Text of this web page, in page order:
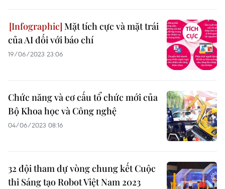
Mặt tích cực và mặt trái
của AI đối với báo chí
19/06/2023 23:06
Chức năng và cơ cấu tổ chức mới của
Bộ Khoa học và Công nghệ
04/06/2023 08:16
32 đội tham dự vòng chung kết Cuộc
thi Sáng tạo Robot Việt Nam 2023